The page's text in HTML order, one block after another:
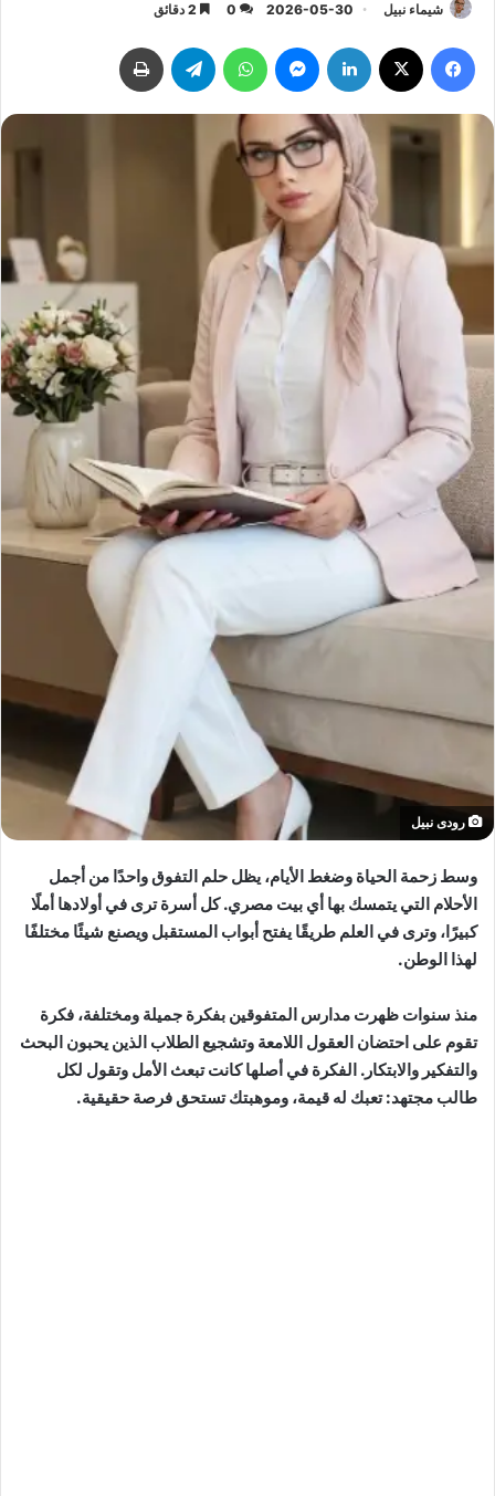
شيماء نبيل 2026-05-30
0
رودى نبيل
وسط زحمة الحياة وضغط الأيام، يظل حلم التفوق واحدًا من أجمل
الأحلام التي يتمسك بها أي بيت مصري. كل أسرة ترى في أولادها أملًا
كبيرًا، وترى في العلم طريقًا يفتح أبواب المستقبل ويصنع شيئًا مختلفًا
لهذا الوطن.
منذ سنوات ظهرت مدارس المتفوقين بفكرة جميلة ومختلفة، فكرة
تقوم على احتضان العقول اللامعة وتشجيع الطلاب الذين يحبون البحث
والتفكير والابتكار. الفكرة في أصلها كانت تبعث الأمل وتقول لكل
طالب مجتهد: تعبك له قيمة، وموهبتك تستحق فرصة حقيقية.